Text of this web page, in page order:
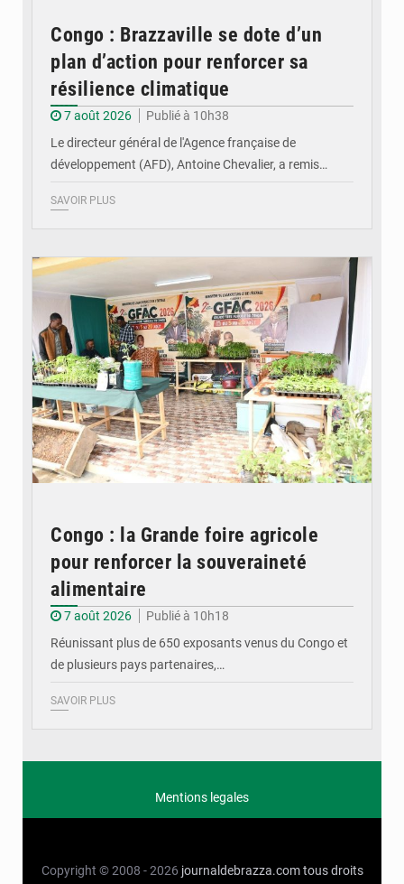
Congo : Brazzaville se dote d’un
plan d’action pour renforcer sa
résilience climatique
7 août 2026
Publié à 10h38
Le directeur général de l'Agence française de
développement (AFD), Antoine Chevalier, a remis…
SAVOIR PLUS
Congo : la Grande foire agricole
pour renforcer la souveraineté
alimentaire
7 août 2026
Publié à 10h18
Réunissant plus de 650 exposants venus du Congo et
de plusieurs pays partenaires,…
SAVOIR PLUS
Mentions legales
Copyright © 2008 - 2026 journaldebrazza.com tous droits